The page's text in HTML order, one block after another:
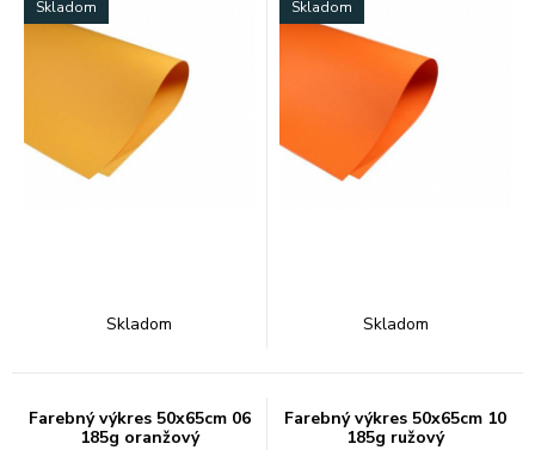
Skladom
Skladom
Skladom
Skladom
Farebný výkres 50x65cm 06
185g oranžový
Farebný výkres 50x65cm 10
185g ružový